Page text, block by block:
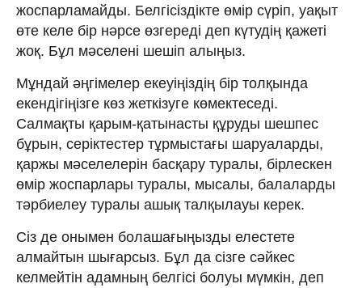
жоспарламайды. Белгісіздікте өмір сүріп, уақыт
өте келе бір нәрсе өзгереді деп күтудің қажеті
жоқ. Бұл мәселені шешіп алыңыз.
Мұндай әңгімелер екеуіңіздің бір толқында
екендігіңізге көз жеткізуге көмектеседі.
Салмақты қарым-қатынасты құруды шешпес
бұрын, серіктестер тұрмыстағы шаруаларды,
қаржы мәселелерін басқару туралы, бірлескен
өмір жоспарлары туралы, мысалы, балаларды
тәрбиелеу туралы ашық талқылауы керек.
Сіз де онымен болашағыңызды елестете
алмайтын шығарсыз. Бұл да сізге сәйкес
келмейтін адамның белгісі болуы мүмкін, деп